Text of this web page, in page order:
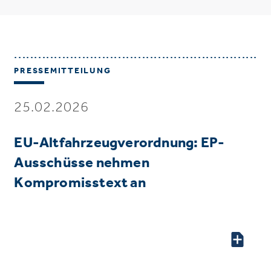
PRESSEMITTEILUNG
25.02.2026
EU-Altfahrzeugverordnung: EP-
Ausschüsse nehmen
Kompromisstext an